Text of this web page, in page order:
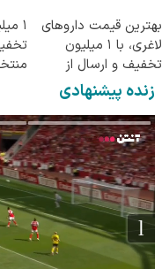
بهترین قیمت داروهای
لاغری، با ۱ میلیون
تخفیف و ارسال از
داروخانه‌
۱
زنده پیشنهادی